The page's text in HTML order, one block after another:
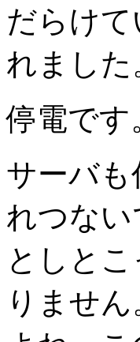
だらけ
れました
停電です
サーバも
れつな
としと
りませ